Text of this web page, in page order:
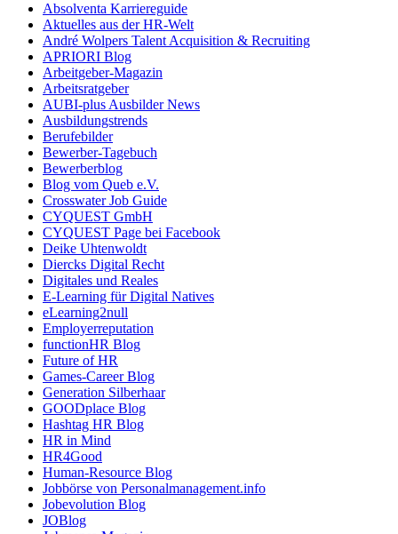
Absolventa Karriereguide
Aktuelles aus der HR-Welt
André Wolpers Talent Acquisition & Recruiting
APRIORI Blog
Arbeitgeber-Magazin
Arbeitsratgeber
AUBI-plus Ausbilder News
Ausbildungstrends
Berufebilder
Bewerber-Tagebuch
Bewerberblog
Blog vom Queb e.V.
Crosswater Job Guide
CYQUEST GmbH
CYQUEST Page bei Facebook
Deike Uhtenwoldt
Diercks Digital Recht
Digitales und Reales
E-Learning für Digital Natives
eLearning2null
Employerreputation
functionHR Blog
Future of HR
Games-Career Blog
Generation Silberhaar
GOODplace Blog
Hashtag HR Blog
HR in Mind
HR4Good
Human-Resource Blog
Jobbörse von Personalmanagement.info
Jobevolution Blog
JOBlog